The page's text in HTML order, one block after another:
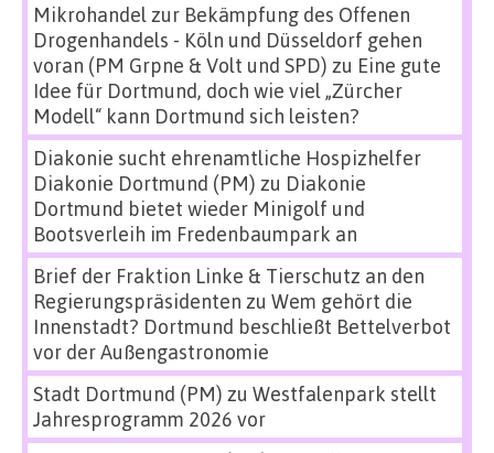
Mikrohandel zur Bekämpfung des Offenen
Drogenhandels - Köln und Düsseldorf gehen
voran (PM Grpne & Volt und SPD) zu Eine gute
Idee für Dortmund, doch wie viel „Zürcher
Modell“ kann Dortmund sich leisten?
Diakonie sucht ehrenamtliche Hospizhelfer
Diakonie Dortmund (PM) zu Diakonie
Dortmund bietet wieder Minigolf und
Bootsverleih im Fredenbaumpark an
Brief der Fraktion Linke & Tierschutz an den
Regierungspräsidenten zu Wem gehört die
Innenstadt? Dortmund beschließt Bettelverbot
vor der Außengastronomie
Stadt Dortmund (PM) zu Westfalenpark stellt
Jahresprogramm 2026 vor